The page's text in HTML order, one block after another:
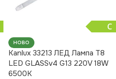
C
НОВО
Kanlux 33213 ЛЕД Лампа T8
LED GLASSv4 G13 220V 18W
6500K